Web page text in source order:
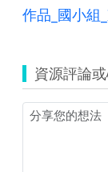
作品_國小組
資源評論